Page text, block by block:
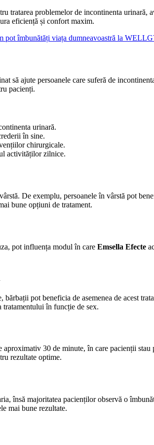
tratarea problemelor de incontinenta
eficiență și confort maxim.
pot îmbunătăți viața dumneavoastră la
să ajute persoanele care suferă de
pacienți.
urinară.
în sine.
chirurgicale.
activităților zilnice.
De exemplu, persoanele în vârstă pot
bune opțiuni de tratament.
pot influența modul în care Emsella Efecte
bărbații pot beneficia de asemenea de acest
tratamentului în funcție de sex.
aproximativ 30 de minute, în care pacienții
rezultate optime.
însă majoritatea pacienților observă o
mai bune rezultate.